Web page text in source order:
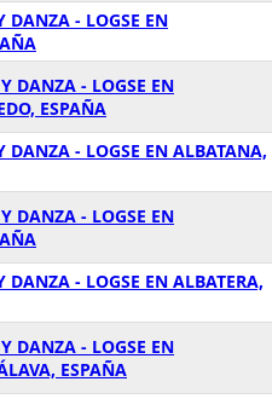
DANZA - LOGSE EN
DANZA - LOGSE EN
ESPAÑA
DANZA - LOGSE EN ALBATANA,
DANZA - LOGSE EN
DANZA - LOGSE EN ALBATERA,
DANZA - LOGSE EN
ESPAÑA